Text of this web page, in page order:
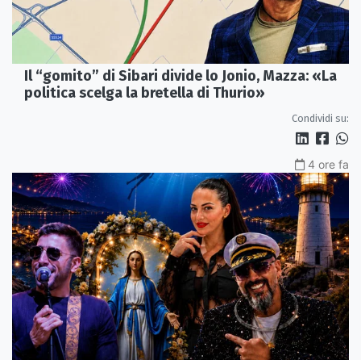
Il “gomito” di Sibari divide lo Jonio, Mazza: «La
politica scelga la bretella di Thurio»
Condividi su:
4 ore fa